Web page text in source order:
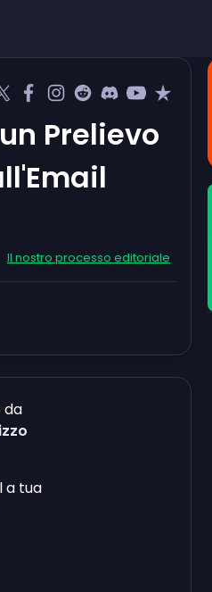
Prelievo
Il nostro processo editoriale
da
a tua